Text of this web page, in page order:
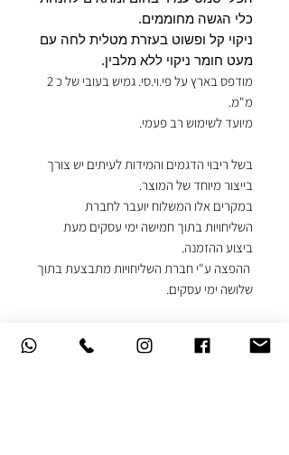
כלי הגשה מחוממים.
ניקוי קל ופשוט בעזרת מטלית לחה עם
מעט חומר ניקוי ללא מלבין.
מודפס בארץ על פי.וי.סי. גמיש בעובי של כ 2
מ"מ.
מיועד לשימוש רב פעמי.
בשל ריבוי הדגמים והמידות לעיתים יש צורך
בייצור מיוחד של המוצר.
במקרים אלו המשלוח יועבר לחברת
השליחויות בתוך חמישה ימי עסקים מעת
ביצוע ההזמנה.
ההפצה ע"י חברת השליחויות מתבצעת בתוך
שלושה ימי עסקים.